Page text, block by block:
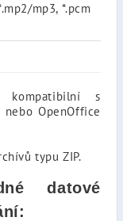
mp3, *.pcm
kompatibilní s
OpenOffice
typu ZIP.
datové